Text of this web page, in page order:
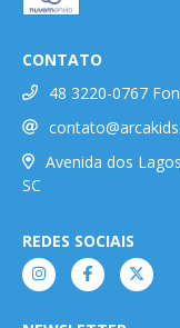
CONTATO
48 3220-0767
Avenida dos
SC
REDES SOCIAIS